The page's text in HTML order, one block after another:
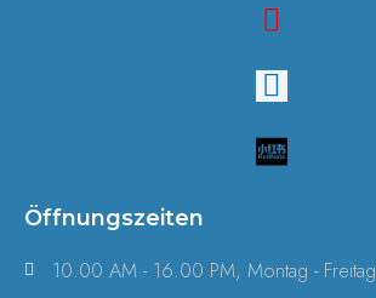
Öffnungszeiten
10.00 AM - 16.00 PM, Montag - Freitag